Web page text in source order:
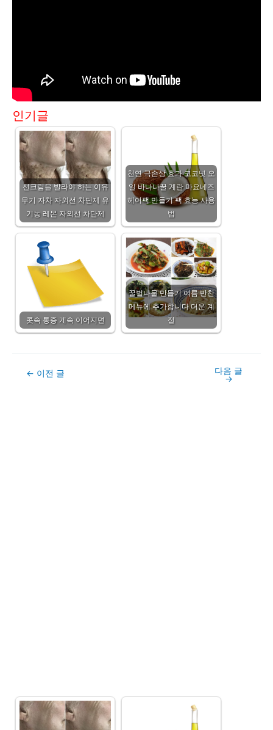
인기글
선크림을 발라야 하는 이유
무기 자차 자외선 차단제 유
기농 레몬 자외선 차단제
천연 극손상 효과 코코넛 오
일 바나나꿀 계란 마요네즈
헤어팩 만들기 팩 효능 사용
법
콧속 통증 계속 이어지면
꿀벌나물 만들기 여름 반찬
메뉴에 추가합니다 더운 계
절
Post← 이전 글
다음 글
→